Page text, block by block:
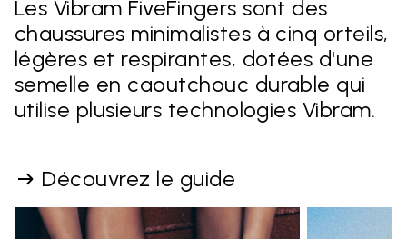
Les Vibram FiveFingers sont des
chaussures minimalistes à cinq orteils,
légères et respirantes, dotées d'une
semelle en caoutchouc durable qui
utilise plusieurs technologies Vibram.
Découvrez le guide